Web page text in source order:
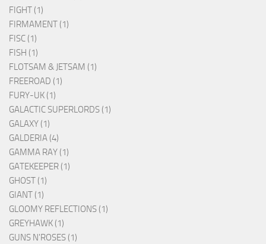
FIGHT (1)
FIRMAMENT (1)
FISC (1)
FISH (1)
FLOTSAM & JETSAM (1)
FREEROAD (1)
FURY-UK (1)
GALACTIC SUPERLORDS (1)
GALAXY (1)
GALDERIA (4)
GAMMA RAY (1)
GATEKEEPER (1)
GHOST (1)
GIANT (1)
GLOOMY REFLECTIONS (1)
GREYHAWK (1)
GUNS N'ROSES (1)